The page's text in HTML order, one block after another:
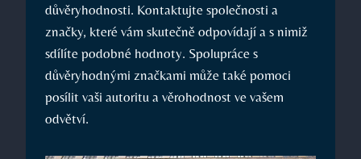
důvěryhodnosti. Kontaktujte společnosti a
značky, které vám skutečně odpovídají a s nimiž
sdílíte podobné hodnoty. Spolupráce s
důvěryhodnými značkami může také pomoci
posílit vaši autoritu a věrohodnost ve vašem
odvětví.